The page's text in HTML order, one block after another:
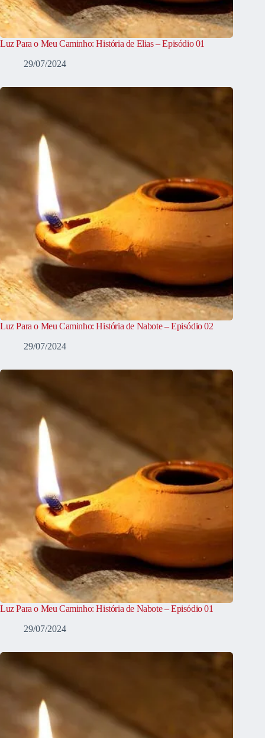
Luz Para o Meu Caminho: História de Elias – Episódio 01
29/07/2024
Luz Para o Meu Caminho: História de Nabote – Episódio 02
29/07/2024
Luz Para o Meu Caminho: História de Nabote – Episódio 01
29/07/2024